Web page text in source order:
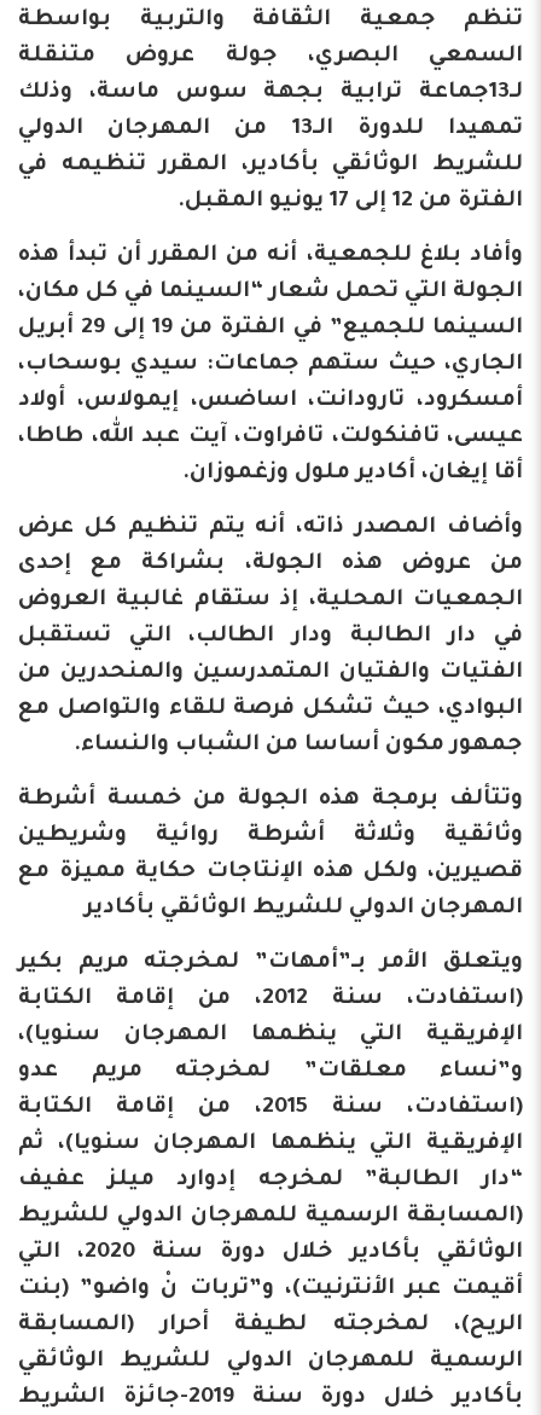
تنظم جمعية الثقافة والتربية بواسطة
السمعي البصري، جولة عروض متنقلة
لـ13جماعة ترابية بجهة سوس ماسة، وذلك
تمهيدا للدورة الـ13 من المهرجان الدولي
للشريط الوثائقي بأكادير، المقرر تنظيمه في
الفترة من 12 إلى 17 يونيو المقبل.
وأفاد بلاغ للجمعية، أنه من المقرر أن تبدأ هذه
الجولة التي تحمل شعار “السينما في كل مكان،
السينما للجميع” في الفترة من 19 إلى 29 أبريل
الجاري، حيث ستهم جماعات: سيدي بوسحاب،
أمسكرود، تارودانت، اساضس، إيمولاس، أولاد
عيسى، تافنكولت، تافراوت، آيت عبد الله، طاطا،
أقا إيغان، أكادير ملول وزغموزان.
وأضاف المصدر ذاته، أنه يتم تنظيم كل عرض
من عروض هذه الجولة، بشراكة مع إحدى
الجمعيات المحلية، إذ ستقام غالبية العروض
في دار الطالبة ودار الطالب، التي تستقبل
الفتيات والفتيان المتمدرسين والمنحدرين من
البوادي، حيث تشكل فرصة للقاء والتواصل مع
جمهور مكون أساسا من الشباب والنساء.
وتتألف برمجة هذه الجولة من خمسة أشرطة
وثائقية وثلاثة أشرطة روائية وشريطين
قصيرين، ولكل هذه الإنتاجات حكاية مميزة مع
المهرجان الدولي للشريط الوثائقي بأكادير
ويتعلق الأمر بـ”أمهات” لمخرجته مريم بكير
(استفادت، سنة 2012، من إقامة الكتابة
الإفريقية التي ينظمها المهرجان سنويا)،
و”نساء معلقات” لمخرجته مريم عدو
(استفادت، سنة 2015، من إقامة الكتابة
الإفريقية التي ينظمها المهرجان سنويا)، ثم
“دار الطالبة” لمخرجه إدوارد ميلز عفيف
(المسابقة الرسمية للمهرجان الدولي للشريط
الوثائقي بأكادير خلال دورة سنة 2020، التي
أقيمت عبر الأنترنيت)، و”تربات نْ واضو” (بنت
الريح)، لمخرجته لطيفة أحرار (المسابقة
الرسمية للمهرجان الدولي للشريط الوثائقي
بأكادير خلال دورة سنة 2019-جائزة الشريط